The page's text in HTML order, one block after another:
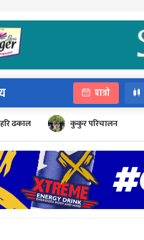
पात्रो
हरि ढकाल कुकुर परिचालन